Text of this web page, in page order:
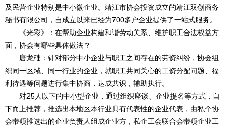
及民营企业特别是中小微企业。靖江市协会投资成立的靖江双创商务
秘书有限公司，自成立以来已经为700多户企业提供了一站式服务。
《光彩》：在帮助企业构建和谐劳动关系、维护职工合法权益方
面，协会有哪些具体做法？
唐龙础：针对部分中小企业与职工之间存在的劳资纠纷，协会组
织同一区域、同一行业的企业，就职工共同关心的工资分配问题、福
利待遇等问题进行集中协商，达成共识，辅助执行。
对25人以下的中小型企业，通过组织座谈、企业提名等方式，自
下而上推荐，推选出本地区本行业具有代表性的企业代表，由私个协
会带领推选出的企业负责人组成企业方，私企工会联合会带领企业工